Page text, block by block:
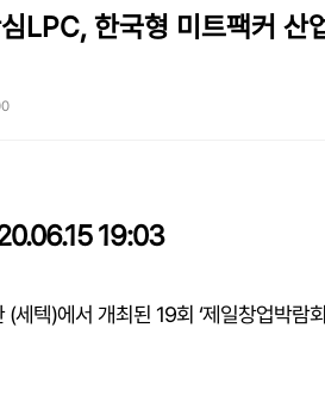
LPC, 한국형 미트팩커 산
19:03
텍)에서 개최된 19회 ‘제일창업박